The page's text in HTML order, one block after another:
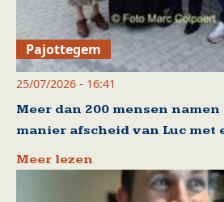
Pajottegem
25/07/2026 - 16:41
Meer dan 200 mensen
manier afscheid van Luc met
Meer lezen